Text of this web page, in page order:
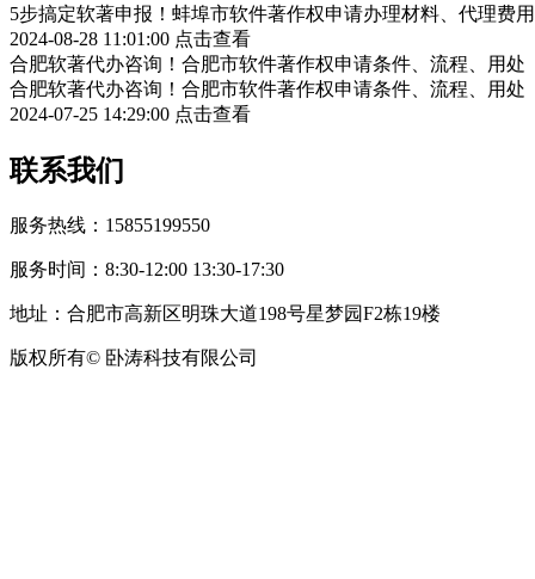
5步搞定软著申报！蚌埠市软件著作权申请办理材料、代理费用
2024-08-28 11:01:00 点击查看
合肥软著代办咨询！合肥市软件著作权申请条件、流程、用处
合肥软著代办咨询！合肥市软件著作权申请条件、流程、用处
2024-07-25 14:29:00 点击查看
联系我们
服务热线：15855199550
服务时间：8:30-12:00 13:30-17:30
地址：合肥市高新区明珠大道198号星梦园F2栋19楼
版权所有© 卧涛科技有限公司